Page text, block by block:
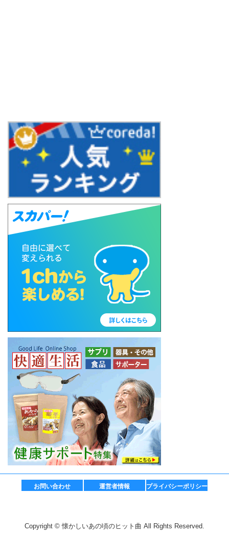
お問い合わせ 運営者情報 プライバシーポリシー
Copyright © 懐かしいあの頃のヒット曲 All Rights Reserved.